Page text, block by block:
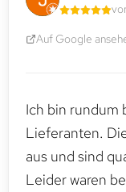
Auf Google
Ich bin rundum
Lieferanten.
aus und sind
Leider waren